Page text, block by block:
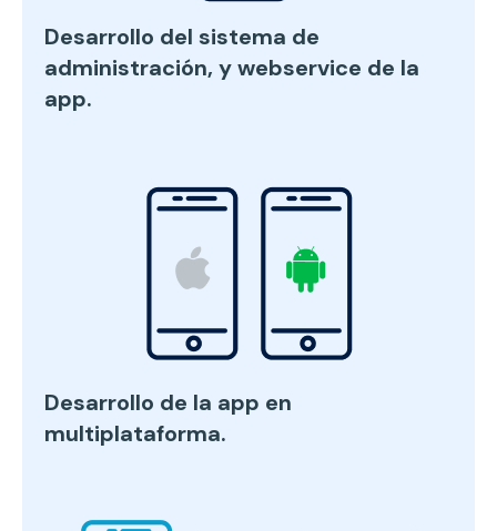
Desarrollo del sistema de
administración, y webservice de la
app.
Desarrollo de la app en
multiplataforma.